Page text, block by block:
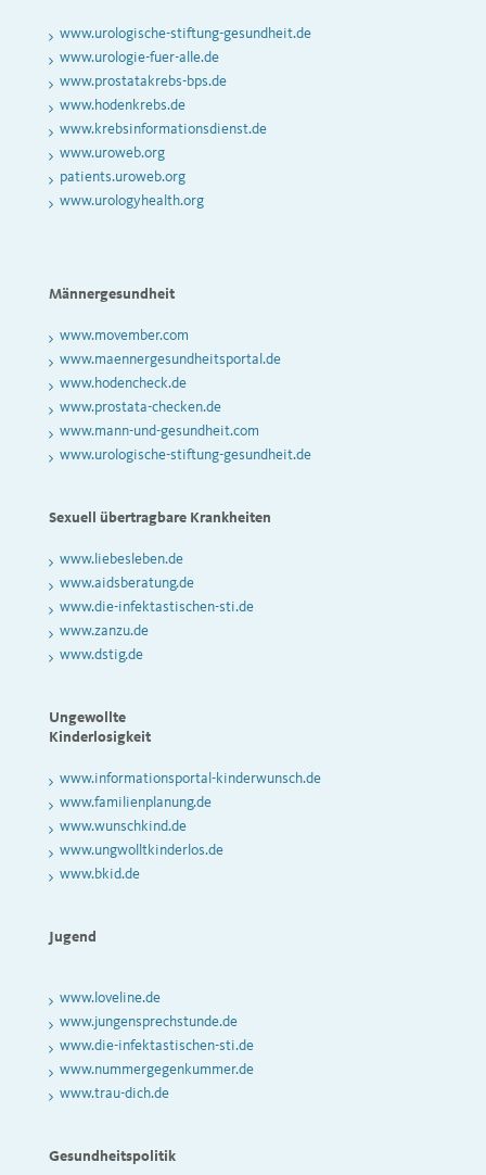
www.urologische-stiftung-gesundheit.de
www.urologie-fuer-alle.de
www.prostatakrebs-bps.de
www.hodenkrebs.de
www.krebsinformationsdienst.de
www.uroweb.org
patients.uroweb.org
www.urologyhealth.org
Männergesundheit
www.movember.com
www.maennergesundheitsportal.de
www.hodencheck.de
www.prostata-checken.de
www.mann-und-gesundheit.com
www.urologische-stiftung-gesundheit.de
Sexuell übertragbare Krankheiten
www.liebesleben.de
www.aidsberatung.de
www.die-infektastischen-sti.de
www.zanzu.de
www.dstig.de
Ungewollte
Kinderlosigkeit
www.informationsportal-kinderwunsch.de
www.familienplanung.de
www.wunschkind.de
www.ungwolltkinderlos.de
www.bkid.de
Jugend
www.loveline.de
www.jungensprechstunde.de
www.die-infektastischen-sti.de
www.nummergegenkummer.de
www.trau-dich.de
Gesundheitspolitik